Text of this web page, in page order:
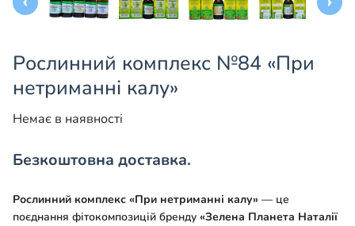
Рослинний комплекс №84 «При
нетриманні калу»
Немає в наявності
Безкоштовна доставка.
Рослинний комплекс «При нетриманні калу» — це
поєднання фітокомпозицій бренду «Зелена Планета Наталії